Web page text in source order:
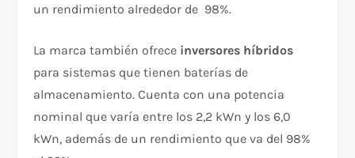
un rendimiento alrededor de 98%.
La marca también ofrece inversores híbridos
para sistemas que tienen baterías de
almacenamiento. Cuenta con una potencia
nominal que varía entre los 2,2 kWn y los 6,0
kWn, además de un rendimiento que va del 98%